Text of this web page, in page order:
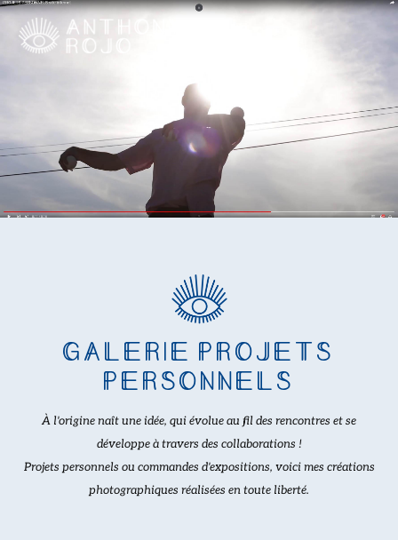
Galerie projets
personnels
À l'origine naît une idée, qui évolue au fil des rencontres et se
développe à travers des collaborations !
Projets personnels ou commandes d'expositions, voici mes créations
photographiques réalisées en toute liberté.